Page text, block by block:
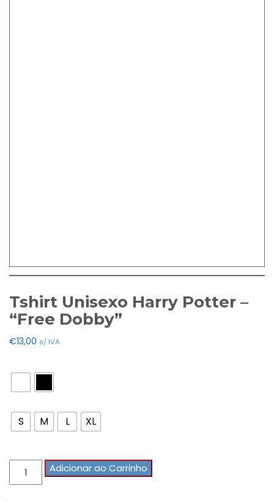
Tshirt Unisexo Harry Potter –
“Free Dobby”
€13,00 s/ IVA
S M L XL
QuantidadeAdicionar ao Carrinho